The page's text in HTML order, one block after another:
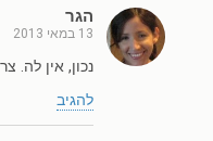
הגר
13 במאי 2013
נכון, אין לה.
להגיב